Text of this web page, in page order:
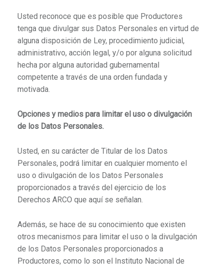
Usted reconoce que es posible que Productores
tenga que divulgar sus Datos Personales en virtud de
alguna disposición de Ley, procedimiento judicial,
administrativo, acción legal, y/o por alguna solicitud
hecha por alguna autoridad gubernamental
competente a través de una orden fundada y
motivada.
Opciones y medios para limitar el uso o divulgación
de los Datos Personales.
Usted, en su carácter de Titular de los Datos
Personales, podrá limitar en cualquier momento el
uso o divulgación de los Datos Personales
proporcionados a través del ejercicio de los
Derechos ARCO que aquí se señalan.
Además, se hace de su conocimiento que existen
otros mecanismos para limitar el uso o la divulgación
de los Datos Personales proporcionados a
Productores, como lo son el Instituto Nacional de